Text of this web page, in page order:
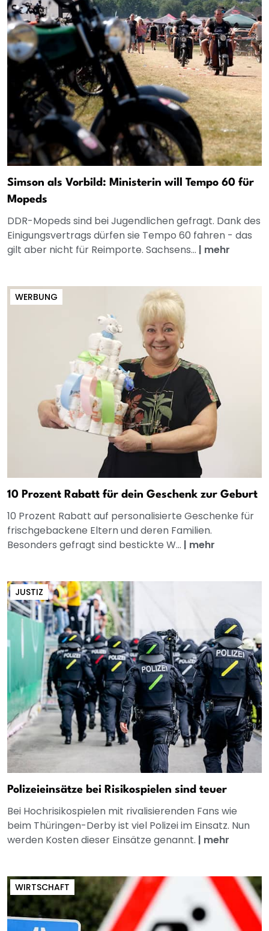
Simson als Vorbild: Ministerin will Tempo 60 für
Mopeds
DDR-Mopeds sind bei Jugendlichen gefragt. Dank des
Einigungsvertrags dürfen sie Tempo 60 fahren - das
gilt aber nicht für Reimporte. Sachsens... | mehr
WERBUNG
10 Prozent Rabatt für dein Geschenk zur Geburt
10 Prozent Rabatt auf personalisierte Geschenke für
frischgebackene Eltern und deren Familien.
Besonders gefragt sind bestickte W... | mehr
JUSTIZ
Polizeieinsätze bei Risikospielen sind teuer
Bei Hochrisikospielen mit rivalisierenden Fans wie
beim Thüringen-Derby ist viel Polizei im Einsatz. Nun
werden Kosten dieser Einsätze genannt. | mehr
WIRTSCHAFT